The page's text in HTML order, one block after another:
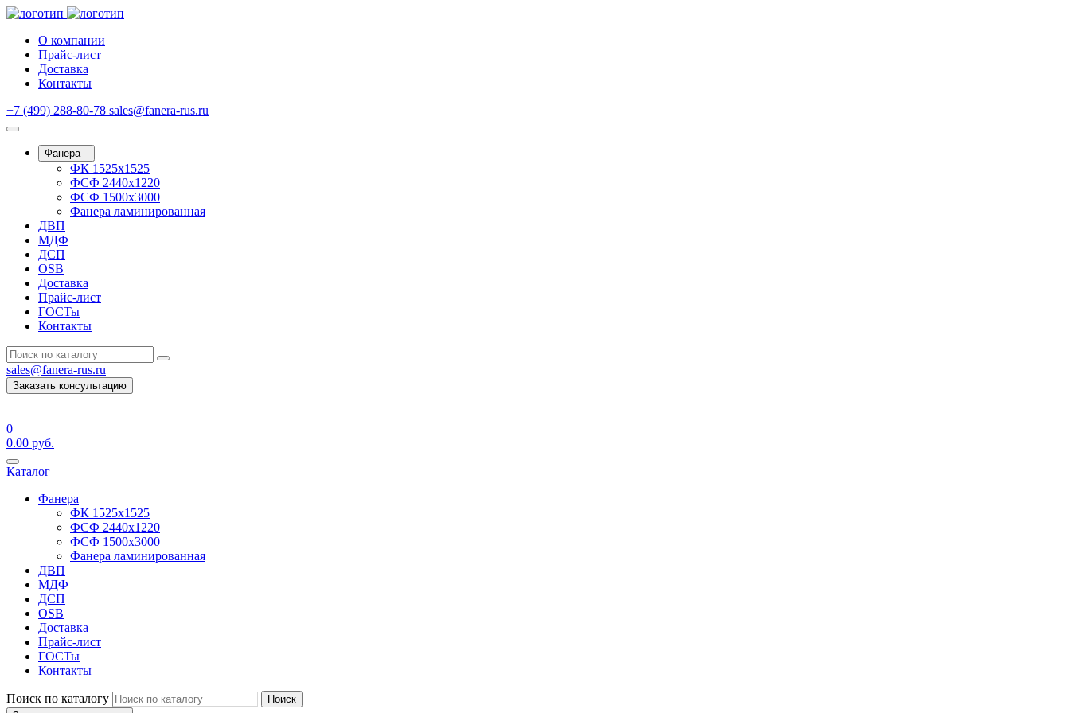
О компании
Прайс-лист
Доставка
Контакты
+7 (499) 288-80-78 sales@fanera-rus.ru
Фанера
ФК 1525х1525
ФСФ 2440х1220
ФСФ 1500х3000
Фанера ламинированная
ДВП
МДФ
ДСП
OSB
Доставка
Прайс-лист
ГОСТы
Контакты
sales@fanera-rus.ru
Заказать консультацию
0
0.00 руб.
Каталог
Фанера
ФК 1525х1525
ФСФ 2440х1220
ФСФ 1500х3000
Фанера ламинированная
ДВП
МДФ
ДСП
OSB
Доставка
Прайс-лист
ГОСТы
Контакты
Поиск по каталогу
Поиск